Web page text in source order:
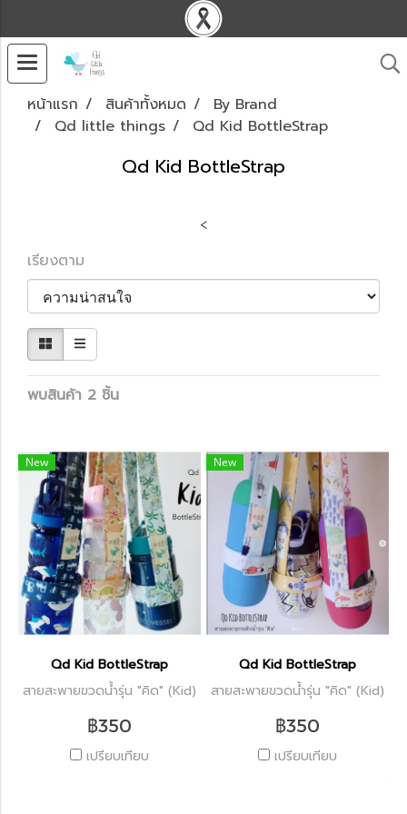
หน้าแรก สินค้าทั้งหมด
By Brand
Qd little things
Qd Kid BottleStrap
Qd Kid BottleStrap
<
เรียงตาม
พบสินค้า 2 ชิ้น
New
Qd Kid BottleStrap
สายสะพายขวดน้ำรุ่น "คิด" (Kid)
฿350
เปรียบเทียบ
New
Qd Kid BottleStrap
สายสะพายขวดน้ำรุ่น "คิด" (Kid)
฿350
เปรียบเทียบ